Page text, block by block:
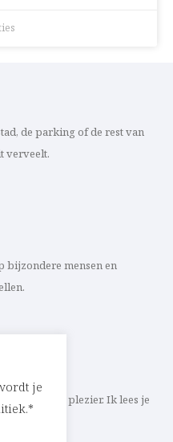
de parking of de rest van
verveelt.
bijzondere mensen en
Met veel plezier. Ik lees je
je